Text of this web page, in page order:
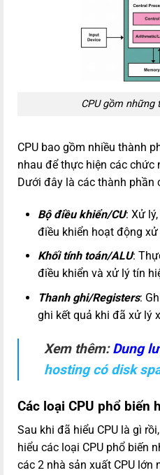
CPU gồm những
CPU bao gồm nhiều thành
nhau để thực hiện các chức
Dưới đây là các thành phần
Bộ điều khiển/CU: Xử
điều khiển hoạt động
Khối tính toán/ALU:
điều khiển và xử lý tín
Thanh ghi/Registers:
ghi kết quả khi đã xử lý
Xem thêm:Dung
hosting có disk
Các loại CPU phổ biến
Sau khi đã hiểu CPU là gì
hiểu các loại CPU phổ biến
các 2 nhà sản xuất CPU lớn